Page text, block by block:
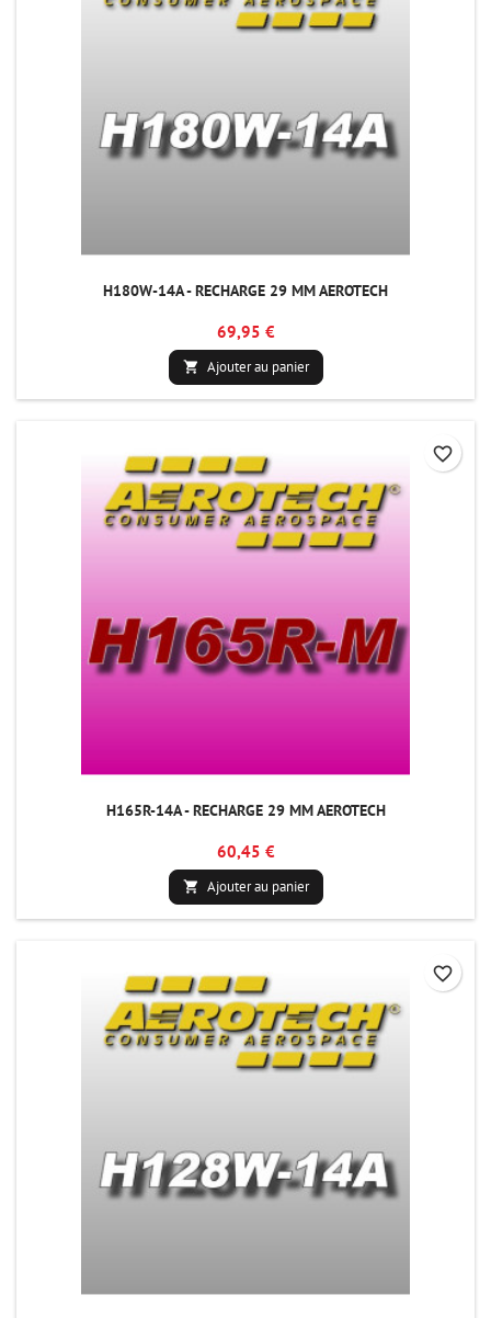
H180W-14A - RECHARGE 29 MM AEROTECH
69,95 €
 Ajouter au panier
H165R-14A - RECHARGE 29 MM AEROTECH
60,45 €
 Ajouter au panier
favorite_border
favorite_border